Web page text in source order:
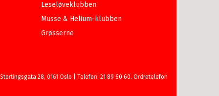
Leseløveklubben
Musse & Helium-klubben
Grøsserne
28, 0161 Oslo | Telefon: 21 89 60 60. Ordretelefon